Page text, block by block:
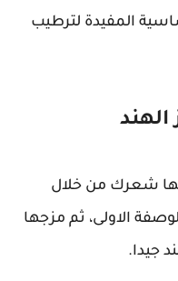
المفيدة لترطيب
الهند
شعرك من خلال
الاولى، ثم مزجها